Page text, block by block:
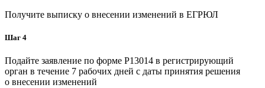
Получите выписку о внесении изменений в ЕГРЮЛ
Шаг 4
Подайте заявление по форме P13014 в регистрирующий
орган в течение 7 рабочих дней с даты принятия решения
о внесении изменений